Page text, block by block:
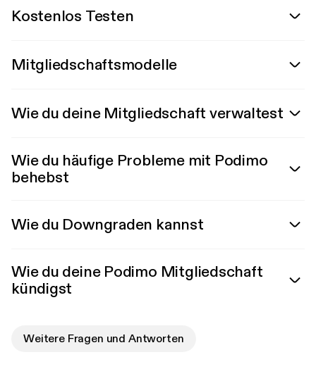
Kostenlos Testen
Mitgliedschaftsmodelle
Wie du deine Mitgliedschaft verwaltest
Wie du häufige Probleme mit Podimo
behebst
Wie du Downgraden kannst
Wie du deine Podimo Mitgliedschaft
kündigst
Weitere Fragen und Antworten